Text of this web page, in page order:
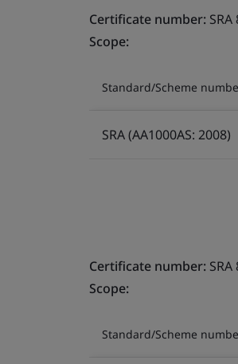
Certificate number: SRA
Scope:
Standard/Scheme
SRA (AA1000AS: 2008)
Certificate number: SRA
Scope:
Standard/Scheme